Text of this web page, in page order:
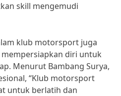
skill mengemudi
klub motorsport juga
diri untuk
Menurut Bambang Surya,
“Klub motorsport
untuk berlatih dan